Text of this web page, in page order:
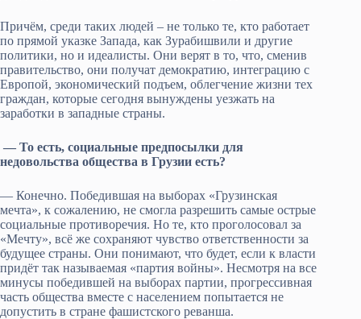
Причём, среди таких людей – не только те, кто работает
по прямой указке Запада, как Зурабишвили и другие
политики, но и идеалисты. Они верят в то, что, сменив
правительство, они получат демократию, интеграцию с
Европой, экономический подъем, облегчение жизни тех
граждан, которые сегодня вынуждены уезжать на
заработки в западные страны.
— То есть, социальные предпосылки для
недовольства общества в Грузии есть?
— Конечно. Победившая на выборах «Грузинская
мечта», к сожалению, не смогла разрешить самые острые
социальные противоречия. Но те, кто проголосовал за
«Мечту», всё же сохраняют чувство ответственности за
будущее страны. Они понимают, что будет, если к власти
придёт так называемая «партия войны». Несмотря на все
минусы победившей на выборах партии, прогрессивная
часть общества вместе с населением попытается не
допустить в стране фашистского реванша.